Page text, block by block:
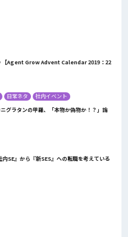
【Agent Grow Advent Calendar 2019：22
日常ネタ
社内イベント
グラタンの甲羅、「本物か偽物か！？」論
内SE』から『新SES』への転職を考えている